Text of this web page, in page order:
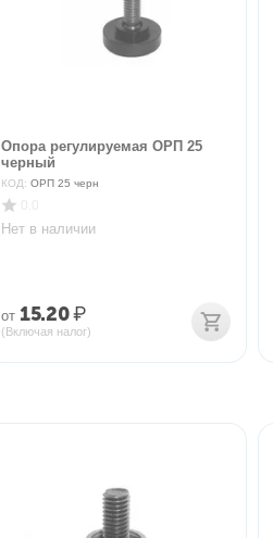
Опора регулируемая ОРП 25
черный
КОД: ОРП 25 черн
Нет в наличии
от 15.20₽
(Включая налог)